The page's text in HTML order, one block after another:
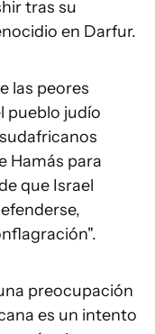
tras su
en Darfur.
las peores
pueblo judío
Hamás para
que Israel
preocupación
es un intento